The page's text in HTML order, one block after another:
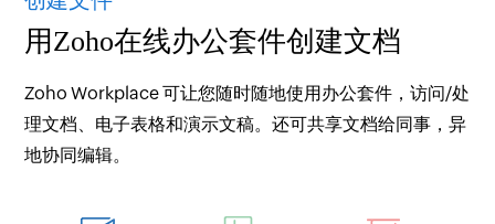
用Zoho在线办公套件创建文档
Zoho Workplace 可让您随时随地使用办公套件，访问/处
理文档、电子表格和演示文稿。还可共享文档给同事，异
地协同编辑。